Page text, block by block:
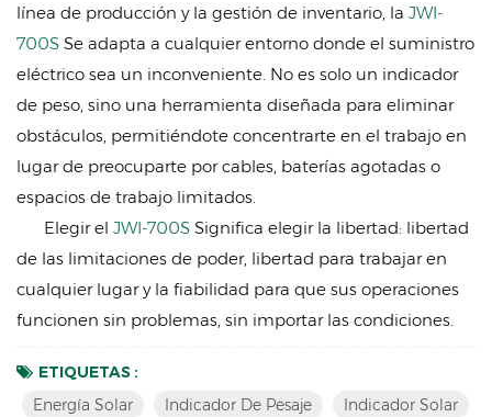
línea de producción y la gestión de inventario, la JWI-
700S Se adapta a cualquier entorno donde el suministro
eléctrico sea un inconveniente. No es solo un indicador
de peso, sino una herramienta diseñada para eliminar
obstáculos, permitiéndote concentrarte en el trabajo en
lugar de preocuparte por cables, baterías agotadas o
espacios de trabajo limitados.
Elegir elJWI-700SSignifica elegir la libertad: libertad
de las limitaciones de poder, libertad para trabajar en
cualquier lugar y la fiabilidad para que sus operaciones
funcionen sin problemas, sin importar las condiciones.
ETIQUETAS :
Energía Solar
Indicador De Pesaje Indicador Solar